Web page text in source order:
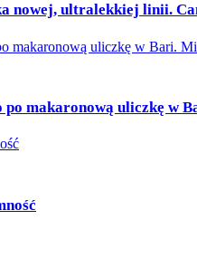
nowej, ultralekkiej linii.
makaronową uliczkę w